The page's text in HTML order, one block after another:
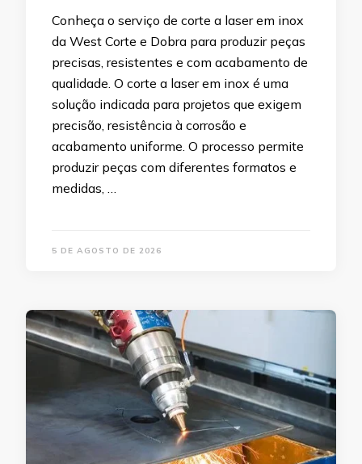
Conheça o serviço de corte a laser em inox
da West Corte e Dobra para produzir peças
precisas, resistentes e com acabamento de
qualidade. O corte a laser em inox é uma
solução indicada para projetos que exigem
precisão, resistência à corrosão e
acabamento uniforme. O processo permite
produzir peças com diferentes formatos e
medidas, …
5 DE AGOSTO DE 2026